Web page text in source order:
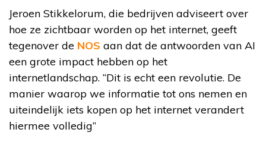
Jeroen Stikkelorum, die bedrijven adviseert over
hoe ze zichtbaar worden op het internet, geeft
tegenover de NOS aan dat de antwoorden van AI
een grote impact hebben op het
internetlandschap. “Dit is echt een revolutie. De
manier waarop we informatie tot ons nemen en
uiteindelijk iets kopen op het internet verandert
hiermee volledig”